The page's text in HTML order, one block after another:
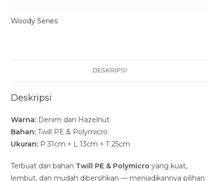
Woody Series
DESKRIPSI
Deskripsi
Warna: Denim dan Hazelnut
Bahan: Twill PE & Polymicro
Ukuran: P 31cm × L 13cm × T 25cm
Terbuat dari bahan Twill PE & Polymicro yang kuat,
lembut, dan mudah dibersihkan — menjadikannya pilihan